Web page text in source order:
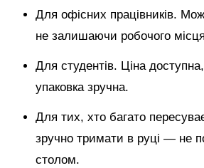
Для офісних працівників.
не залишаючи робочого
Для студентів. Ціна
упаковка зручна.
Для тих, хто багато
зручно тримати в руці — не
столом.